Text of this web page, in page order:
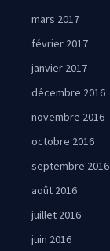
mars 2017
février 2017
janvier 2017
décembre 2016
novembre 2016
octobre 2016
septembre 2016
août 2016
juillet 2016
juin 2016